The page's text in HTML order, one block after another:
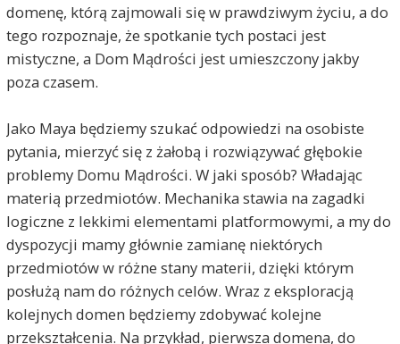
domenę, którą zajmowali się w prawdziwym życiu, a do
tego rozpoznaje, że spotkanie tych postaci jest
mistyczne, a Dom Mądrości jest umieszczony jakby
poza czasem.
Jako Maya będziemy szukać odpowiedzi na osobiste
pytania, mierzyć się z żałobą i rozwiązywać głębokie
problemy Domu Mądrości. W jaki sposób? Władając
materią przedmiotów. Mechanika stawia na zagadki
logiczne z lekkimi elementami platformowymi, a my do
dyspozycji mamy głównie zamianę niektórych
przedmiotów w różne stany materii, dzięki którym
posłużą nam do różnych celów. Wraz z eksploracją
kolejnych domen będziemy zdobywać kolejne
przekształcenia. Na przykład, pierwsza domena, do